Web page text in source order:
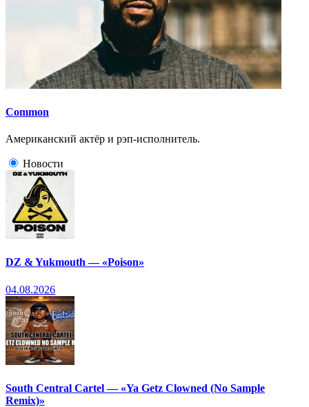
Common
Американский актёр и рэп-исполнитель.
Новости
DZ & Yukmouth — «Poison»
04.08.2026
South Central Cartel — «Ya Getz Clowned (No Sample
Remix)»